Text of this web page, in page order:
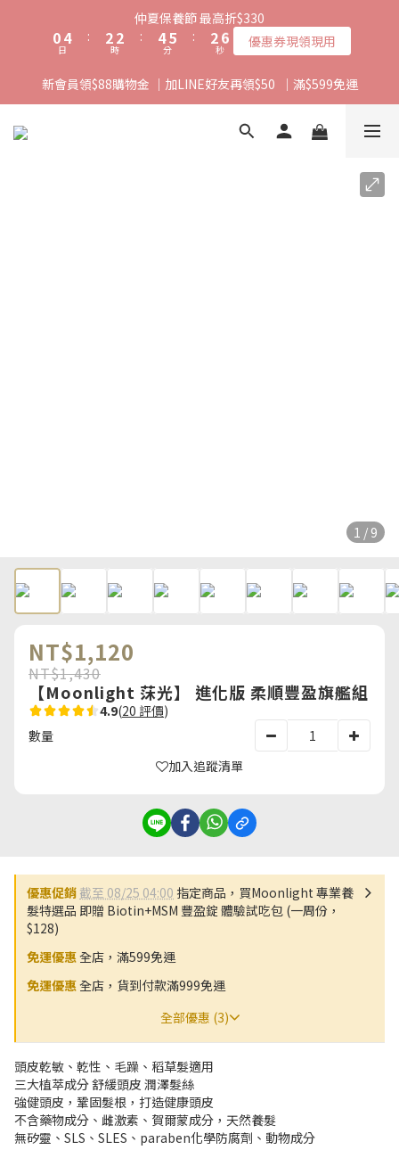
仲夏保養節 最高折$330
04
3
2
1
日
:
2
1
0
2
1
0
時
:
5
4
3
2
1
6
5
4
3
2
分
:
3
2
1
0
5
4
3
2
1
秒 優惠券現領現用
新會員領$88購物金 ｜加LINE好友再領$50  ｜滿$599免運
1 / 9
NT$1,120
NT$1,430
【Moonlight 莯光】 進化版 柔順豐盈旗艦組
4.9(20 評價)
數量
加入追蹤清單
優惠促銷 截至 08/25 04:00 指定商品，買Moonlight 專業養
髮特選品 即贈 Biotin+MSM 豐盈錠 體驗試吃包 (一周份，
$128)
免運優惠全店，滿599免運
免運優惠全店，貨到付款滿999免運
全部優惠 (3)
頭皮乾敏、乾性、毛躁、稻草髮適用
三大植萃成分 舒緩頭皮 潤澤髮絲
強健頭皮，鞏固髮根，打造健康頭皮
不含藥物成分、雌激素、賀爾蒙成分，天然養髮
無矽靈、SLS、SLES、paraben化學防腐劑、動物成分